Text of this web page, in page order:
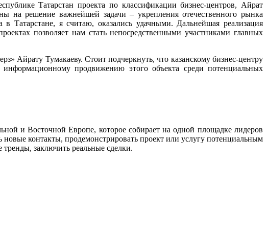
Татарстан проекта по классификации бизнес-центров, Айрат
на решение важнейшей задачи – укрепления отечественного рынка
Татарстане, я считаю, оказались удачными. Дальнейшая реализация
позволяет нам стать непосредственными участниками главных
Айрату Тумакаеву. Стоит подчеркнуть, что казанскому бизнес-центру
продвижению этого объекта среди потенциальных
и Восточной Европе, которое собирает на одной площадке лидеров
новые контакты, продемонстрировать проект или услугу потенциальным
заключить реальные сделки.